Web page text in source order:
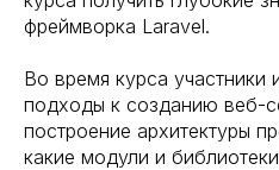
фреймворка Laravel.
Во время курса участники
подходы к созданию веб-
построение архитектуры
какие модули и